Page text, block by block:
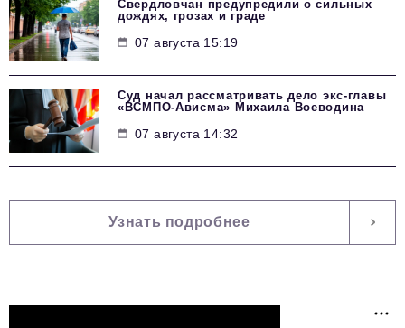
Свердловчан предупредили о сильных
дождях, грозах и граде
07 августа 15:19
Суд начал рассматривать дело экс-главы
«ВСМПО-Ависма» Михаила Воеводина
07 августа 14:32
Узнать подробнее